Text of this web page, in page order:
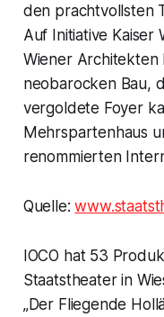
den prachtvollsten
Auf Initiative Kaiser
Wiener Architekten
neobarocken Bau,
vergoldete Foyer
Mehrspartenhaus
renommierten
Quelle:
IOCO hat 53
Staatstheater in
„Der Fliegende